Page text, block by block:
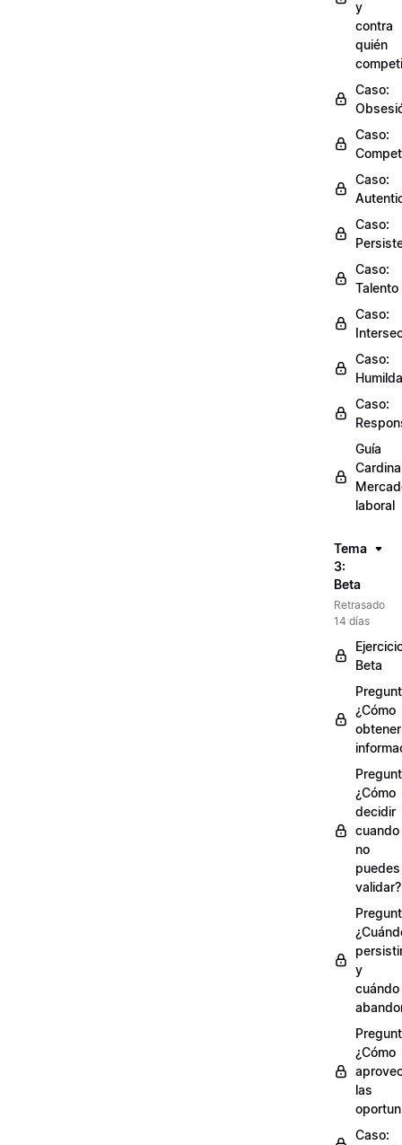
y
contra
quién
Caso:
Caso:
Caso:
Caso:
Caso:
Talento
Caso:
Caso:
Caso:
Guía
laboral
Tema
3:
Beta
Retrasado
14 días
Beta
¿Cómo
obtener
¿Cómo
decidir
cuando
no
puedes
validar?
y
cuándo
¿Cómo
las
Caso: